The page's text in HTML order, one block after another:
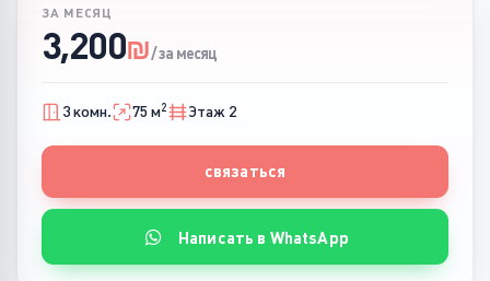
ЗА МЕСЯЦ
3,200₪/ за месяц
3 комн. 75 м2 Этаж 2
связаться
Написать в WhatsApp